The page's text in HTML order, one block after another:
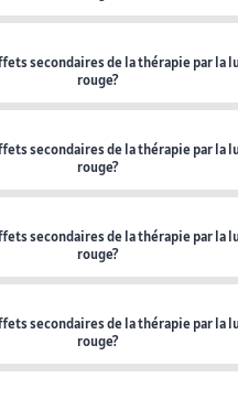
secondaires de la thérapie par la
rouge?
secondaires de la thérapie par la
rouge?
secondaires de la thérapie par la
rouge?
secondaires de la thérapie par la
rouge?